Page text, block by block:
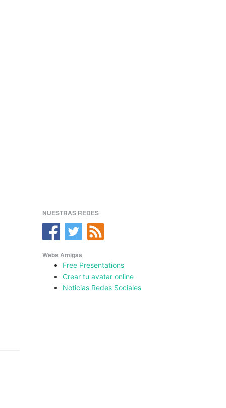
NUESTRAS REDES
Webs Amigas
Free Presentations
Crear tu avatar online
Noticias Redes Sociales